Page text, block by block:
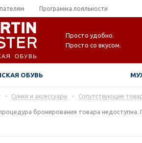
Программа лояльности
Просто удобно.
Просто со вкусом.
ОБУВЬ
- Сумки и аксессуары - Сопутствующие
бронирования товара